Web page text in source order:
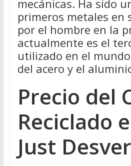
mecánicas. Ha sido
primeros metales en
por el hombre en la
actualmente es el
utilizado en el
del acero y el
Precio del
Reciclado
Just